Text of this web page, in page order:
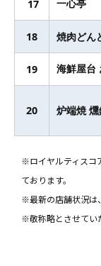
17 一心亭
18 焼肉どん
19 海鮮屋台
20 炉端焼
※ロイヤルティスコ
ております。
※最新の店舗状況は
※敬称略とさせてい